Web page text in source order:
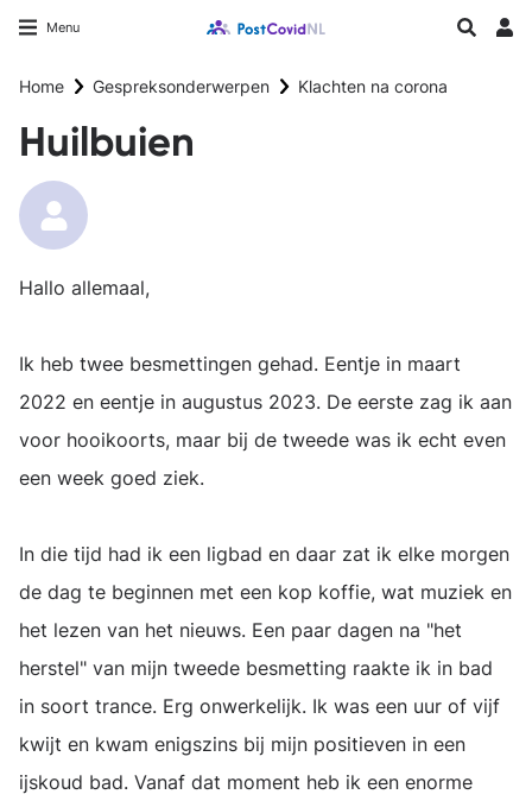
gaan
Menu Longfonds homepageZoeken
Home Gespreksonderwerpen Klachten na corona
Huilbuien
Hallo allemaal,
Ik heb twee besmettingen gehad. Eentje in maart
2022 en eentje in augustus 2023. De eerste zag ik aan
voor hooikoorts, maar bij de tweede was ik echt even
een week goed ziek.
In die tijd had ik een ligbad en daar zat ik elke morgen
de dag te beginnen met een kop koffie, wat muziek en
het lezen van het nieuws. Een paar dagen na "het
herstel" van mijn tweede besmetting raakte ik in bad
in soort trance. Erg onwerkelijk. Ik was een uur of vijf
kwijt en kwam enigszins bij mijn positieven in een
ijskoud bad. Vanaf dat moment heb ik een enorme